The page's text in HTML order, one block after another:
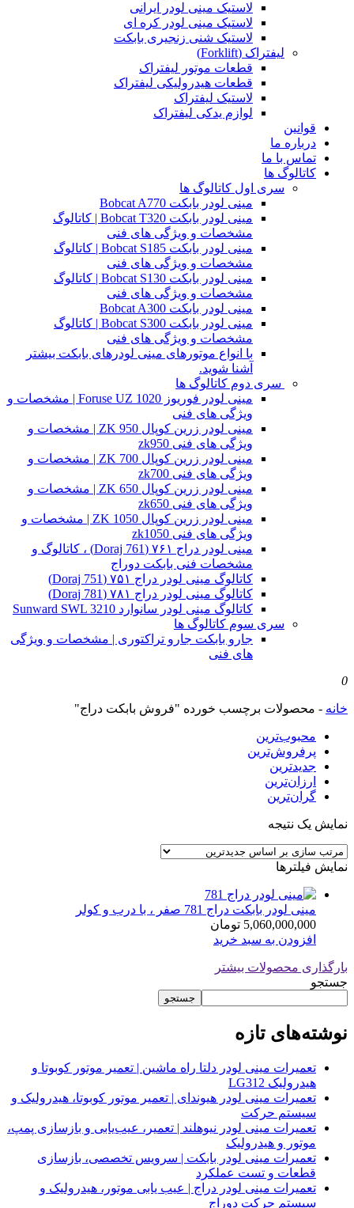
لاستیک مینی لودر ایرانی
لاستیک مینی لودر کره ای
لاستیک شنی زنجیری بابکت
لیفتراک (Forklift)
قطعات موتور لیفتراک
قطعات هیدرولیکی لیفتراک
لاستیک لیفتراک
لوازم یدکی لیفتراک
قوانین
درباره ما
تماس با ما
کاتالوگ ها
سری اول کاتالوگ ها
مینی لودر بابکت Bobcat A770
مینی لودر بابکت Bobcat T320 | کاتالوگ
مشخصات و ویژگی های فنی
مینی لودر بابکت Bobcat S185 | کاتالوگ
مشخصات و ویژگی های فنی
مینی لودر بابکت Bobcat S130 | کاتالوگ
مشخصات و ویژگی های فنی
مینی لودر بابکت Bobcat A300
مینی لودر بابکت Bobcat S300 | کاتالوگ
مشخصات و ویژگی های فنی
با انواع موتورهای مینی لودرهای بابکت بیشتر
آشنا شوید.
سری دوم کاتالوگ ها
مینی لودر فوریوز Foruse UZ 1020 | مشخصات و
ویژگی های فنی
مینی لودر زرین کوپال ZK 950 | مشخصات و
ویژگی های فنی zk950
مینی لودر زرین کوپال ZK 700 | مشخصات و
ویژگی های فنی zk700
مینی لودر زرین کوپال ZK 650 | مشخصات و
ویژگی های فنی zk650
مینی لودر زرین کوپال ZK 1050 | مشخصات و
ویژگی های فنی zk1050
مینی لودر دراج ۷۶۱ (Doraj 761) ، کاتالوگ و
مشخصات فنی بابکت دوراج
کاتالوگ مینی لودر دراج ۷۵۱ (Doraj 751)
کاتالوگ مینی لودر دراج ۷۸۱ (Doraj 781)
کاتالوگ مینی لودر سانوارد Sunward SWL 3210
سری سوم کاتالوگ ها
جارو بابکت جارو تراکتوری | مشخصات و ویژگی
های فنی
0
خانه - محصولات برچسب خورده "فروش بابکت دراج"
محبوب‌ترین
پرفروش‌ترین
جدیدترین
ارزان‌ترین
گران‌ترین
نمایش یک نتیجه
نمایش فیلترها
مینی لودر بابکت دراج 781 صفر ، با درب و کولر
5,060,000,000 تومان
افزودن به سبد خرید
بارگذاری محصولات بیشتر
جستجو
جستجو
نوشته‌های تازه
تعمیرات مینی لودر دلتا راه ماشین | تعمیر موتور کوبوتا و
هیدرولیک LG312
تعمیرات مینی لودر هیوندای | تعمیر موتور کوبوتا، هیدرولیک و
سیستم حرکت
تعمیرات مینی لودر نیوهلند | تعمیر، عیب‌یابی و بازسازی پمپ،
موتور و هیدرولیک
تعمیرات مینی لودر بابکت | سرویس تخصصی، بازسازی
قطعات و تست عملکرد
تعمیرات مینی لودر دراج | عیب یابی موتور، هیدرولیک و
سیستم حرکت دوراج